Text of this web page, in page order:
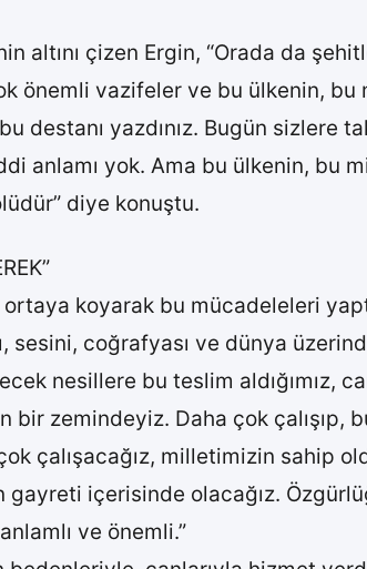
altını çizen Ergin, “Orada da
önemli vazifeler ve bu ülkenin,
destanı yazdınız. Bugün
anlamı yok. Ama bu ülkenin,
diye konuştu.
koyarak bu mücadeleleri
sesini, coğrafyası ve dünya
nesillere bu teslim aldığımız,
bir zemindeyiz. Daha çok
çalışacağız, milletimizin
gayreti içerisinde olacağız.
ve önemli.”